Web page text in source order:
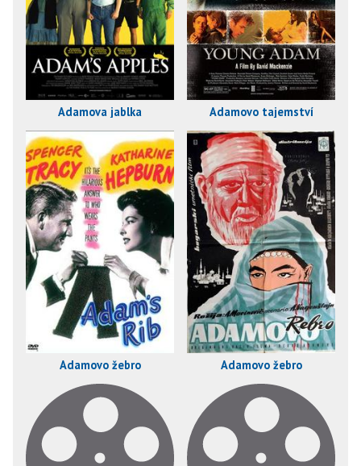
Adamova jablka Adamovo tajemství
Adamovo žebro Adamovo žebro